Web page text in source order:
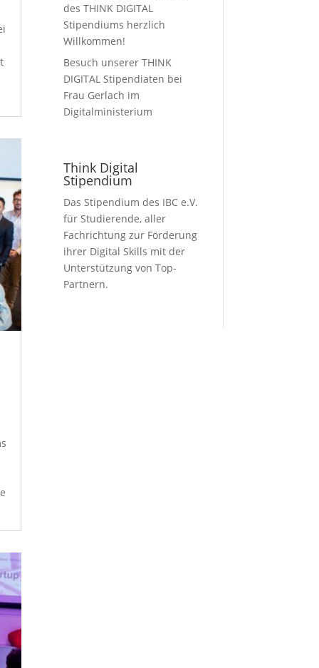
des THINK DIGITAL
Stipendiums herzlich
Willkommen!
Besuch unserer THINK
DIGITAL Stipendiaten bei
Frau Gerlach im
Digitalministerium
Think Digital
Stipendium
Das Stipendium des IBC e.V.
für Studierende, aller
Fachrichtung zur Förderung
ihrer Digital Skills mit der
Unterstützung von Top-
Partnern.